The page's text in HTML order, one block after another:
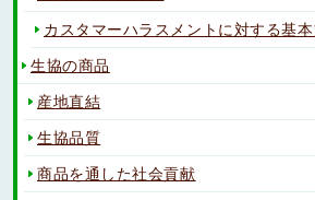
カスタマーハラスメントに対する基
生協の商品
産地直結
生協品質
商品を通した社会貢献